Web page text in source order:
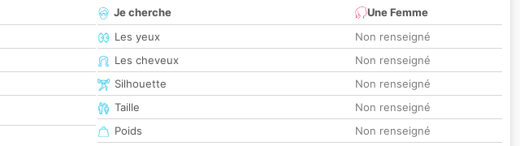
Je cherche
Une Femme
Les yeux
Non renseigné
Les cheveux
Non renseigné
Silhouette
Non renseigné
Taille
Non renseigné
Poids
Non renseigné